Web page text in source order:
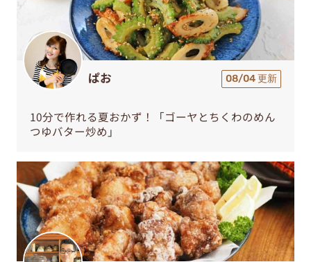
ぱお 08/04 更新
10分で作れる夏おかず！「ゴーヤとちくわのめん
つゆバター炒め」